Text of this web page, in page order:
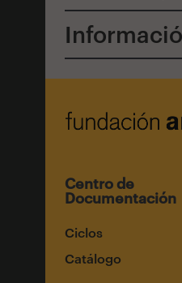
Centro de
Documentación
Ciclos
Catálogo